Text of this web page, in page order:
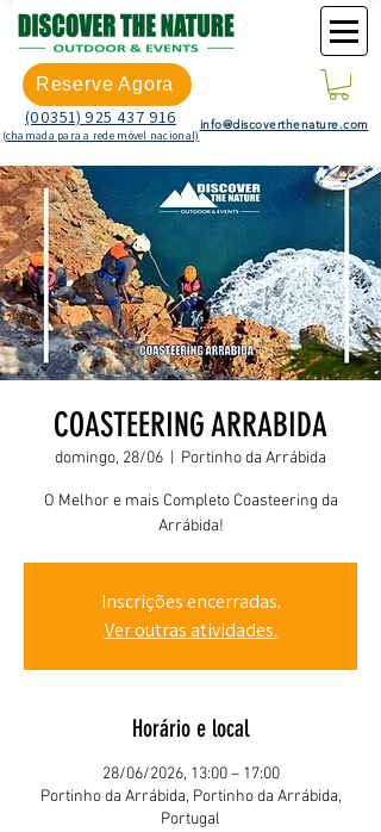
Reserve Agora
(00351) 925 437 916
(chamada para a rede móvel nacional)
info@discoverthenature.com
COASTEERING ARRABIDA
domingo, 28/06 Portinho da Arrábida
O Melhor e mais Completo Coasteering da
Arrábida!
Inscrições encerradas.
Ver outras atividades.
Horário e local
28/06/2026, 13:00 – 17:00
Portinho da Arrábida, Portinho da Arrábida,
Portugal